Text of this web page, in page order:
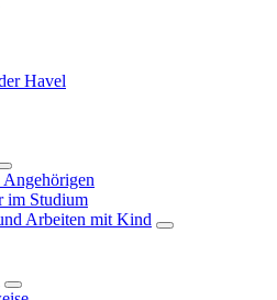
Havel
im Studium
Arbeiten mit Kind